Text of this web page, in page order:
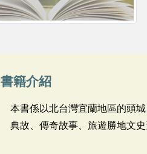
書籍介紹
本書係以北台灣宜蘭地區的頭
典故、傳奇故事、旅遊勝地文